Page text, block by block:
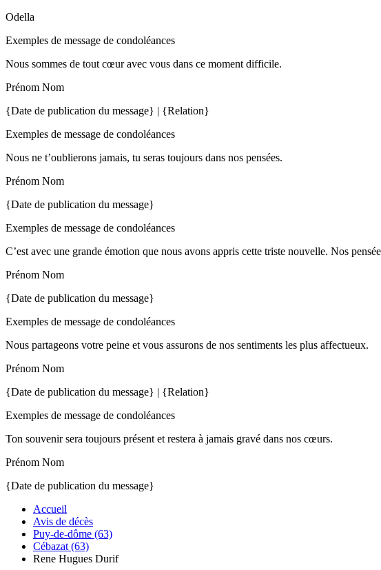
Odella
Exemples de message de condoléances
Nous sommes de tout cœur avec vous dans ce moment difficile.
Prénom Nom
{Date de publication du message} | {Relation}
Exemples de message de condoléances
Nous ne t’oublierons jamais, tu seras toujours dans nos pensées.
Prénom Nom
{Date de publication du message}
Exemples de message de condoléances
C’est avec une grande émotion que nous avons appris cette triste nouvelle. Nos
Prénom Nom
{Date de publication du message}
Exemples de message de condoléances
Nous partageons votre peine et vous assurons de nos sentiments les plus affectueux.
Prénom Nom
{Date de publication du message} | {Relation}
Exemples de message de condoléances
Ton souvenir sera toujours présent et restera à jamais gravé dans nos cœurs.
Prénom Nom
{Date de publication du message}
Accueil
Avis de décès
Puy-de-dôme (63)
Cébazat (63)
Rene Hugues Durif